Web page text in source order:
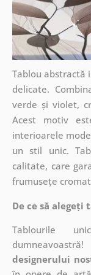
Tablou abstractă
delicate.
verde și violet,
Acest motiv
interioarele
un stil unic.
calitate, care
frumusețe
De ce să alegeți
Tablourile
designerului